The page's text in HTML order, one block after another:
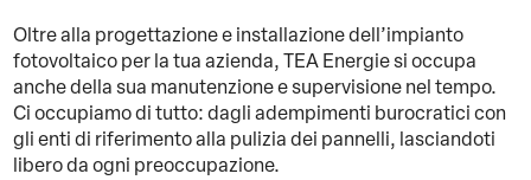
Oltre alla progettazione e installazione dell’impianto
fotovoltaico per la tua azienda, TEA Energie si occupa
anche della sua manutenzione e supervisione nel tempo.
Ci occupiamo di tutto: dagli adempimenti burocratici con
gli enti di riferimento alla pulizia dei pannelli, lasciandoti
libero da ogni preoccupazione.